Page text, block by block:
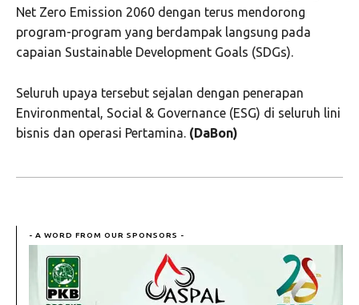
Net Zero Emission 2060 dengan terus mendorong
program-program yang berdampak langsung pada
capaian Sustainable Development Goals (SDGs).
Seluruh upaya tersebut sejalan dengan penerapan
Environmental, Social & Governance (ESG) di seluruh lini
bisnis dan operasi Pertamina. (DaBon)
- A WORD FROM OUR SPONSORS -